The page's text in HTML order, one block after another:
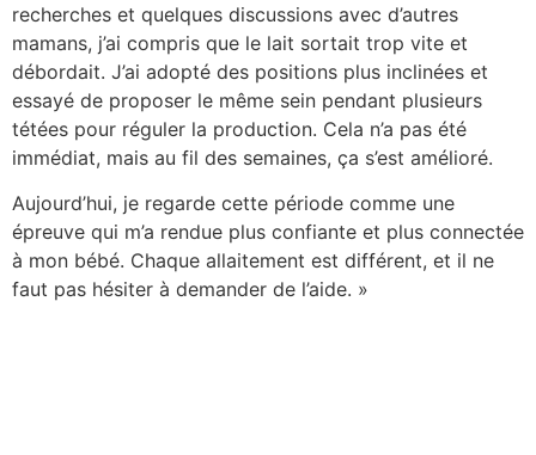
recherches et quelques discussions avec d’autres
mamans, j’ai compris que le lait sortait trop vite et
débordait. J’ai adopté des positions plus inclinées et
essayé de proposer le même sein pendant plusieurs
tétées pour réguler la production. Cela n’a pas été
immédiat, mais au fil des semaines, ça s’est amélioré.
Aujourd’hui, je regarde cette période comme une
épreuve qui m’a rendue plus confiante et plus connectée
à mon bébé. Chaque allaitement est différent, et il ne
faut pas hésiter à demander de l’aide. »